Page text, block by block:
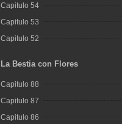
Capitulo 54
Capitulo 53
Capitulo 52
La Bestia con Flores
Capitulo 88
Capitulo 87
Capitulo 86